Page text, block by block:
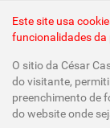
Este site usa
funcionalidades da
O sitio da César
do visitante,
preenchimento de
do website onde